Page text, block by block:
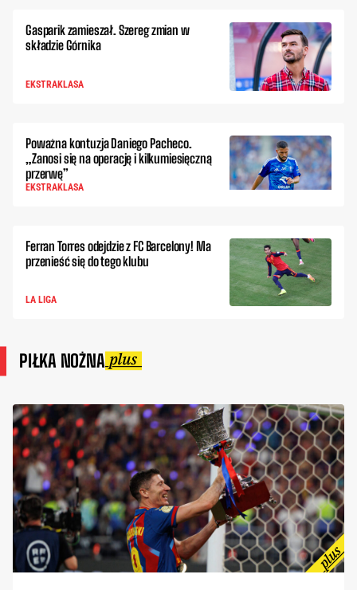
Gasparik zamieszał. Szereg zmian w
składzie Górnika
EKSTRAKLASA
Poważna kontuzja Daniego Pacheco.
„Zanosi się na operację i kilkumiesięczną
przerwę”
EKSTRAKLASA
Ferran Torres odejdzie z FC Barcelony! Ma
przenieść się do tego klubu
LA LIGA
PIŁKA NOŻNA